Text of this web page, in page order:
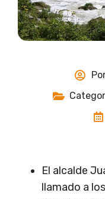
El alcalde
llamado a